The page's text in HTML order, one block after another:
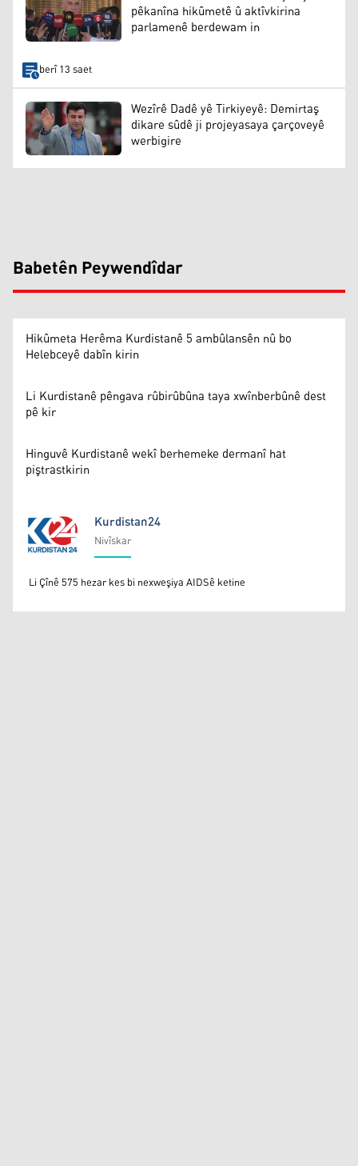
pêkanîna hikûmetê û aktîvkirina
parlamenê berdewam in
berî 13 saet
Wezîrê Dadê yê Tirkiyeyê: Demirtaş
dikare sûdê ji projeyasaya çarçoveyê
werbigire
Babetên Peywendîdar
Hikûmeta Herêma Kurdistanê 5 ambûlansên nû bo
Helebceyê dabîn kirin
Li Kurdistanê pêngava rûbirûbûna taya xwînberbûnê dest
pê kir
Hinguvê Kurdistanê wekî berhemeke dermanî hat
piştrastkirin
Kurdistan24
Kurdistan24
Nivîskar
Li Çînê 575 hezar kes bi nexweşiya AIDSê ketine